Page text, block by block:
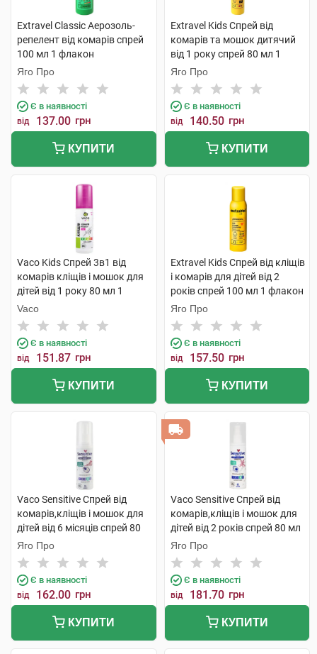
Extravel Classic Аерозоль-
репелент від комарів спрей
100 мл 1 флакон
Яго Про
Є в наявності
від 137.00 грн
КУПИТИ
Extravel Kids Спрей від
комарів та мошок дитячий
від 1 року спрей 80 мл 1
флакон
Яго Про
Є в наявності
від 140.50 грн
КУПИТИ
Vaco Kids Cпрей 3в1 від
комарів кліщів і мошок для
дітей від 1 року 80 мл 1
балон
Vaco
Є в наявності
від 151.87 грн
КУПИТИ
Extravel Kids Спрей від кліщів
і комарів для дітей від 2
років спрей 100 мл 1 флакон
Яго Про
Є в наявності
від 157.50 грн
КУПИТИ
Vaco Sensitive Спрей від
комарів,кліщів і мошок для
дітей від 6 місяців спрей 80
мл 1 флакон
Яго Про
Є в наявності
від 162.00 грн
КУПИТИ
Vaco Sensitive Спрей від
комарів,кліщів і мошок для
дітей від 2 років спрей 80 мл
1 флакон
Яго Про
Є в наявності
від 181.70 грн
КУПИТИ